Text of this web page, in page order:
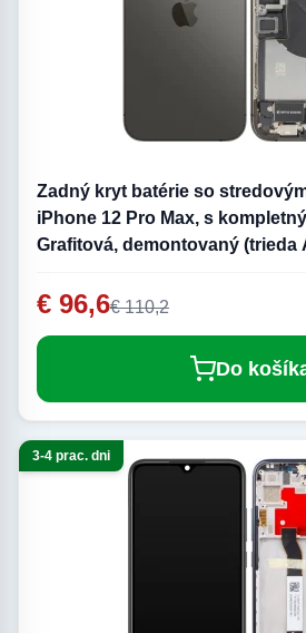
Zadný kryt batérie so
iPhone 12 Pro Max, s
Grafitová, demontovaný (trieda
€ 96,6€ 110,2
Do
3-4 prac. dni